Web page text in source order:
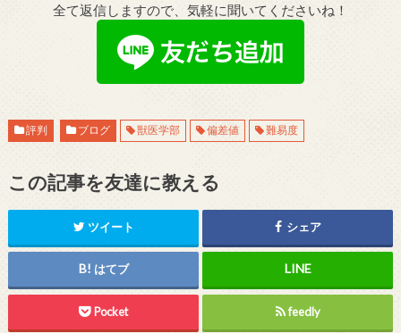
全て返信しますので、気軽に聞いてくださいね！
評判 ブログ 獣医学部 偏差値 難易度
この記事を友達に教える
ツイート シェア
はてブ
Pocket feedly